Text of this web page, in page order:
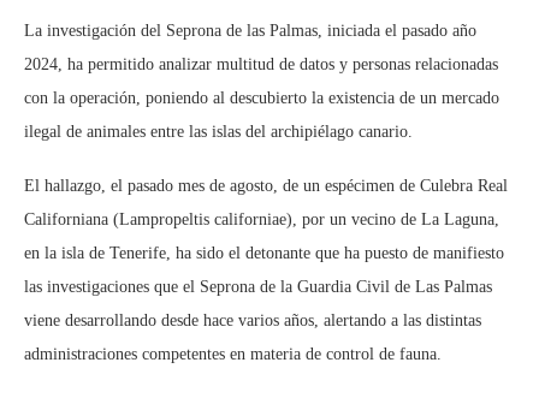
La investigación del Seprona de las Palmas, iniciada el pasado año
2024, ha permitido analizar multitud de datos y personas relacionadas
con la operación, poniendo al descubierto la existencia de un mercado
ilegal de animales entre las islas del archipiélago canario.
El hallazgo, el pasado mes de agosto, de un espécimen de Culebra Real
Californiana (Lampropeltis californiae), por un vecino de La Laguna,
en la isla de Tenerife, ha sido el detonante que ha puesto de manifiesto
las investigaciones que el Seprona de la Guardia Civil de Las Palmas
viene desarrollando desde hace varios años, alertando a las distintas
administraciones competentes en materia de control de fauna.